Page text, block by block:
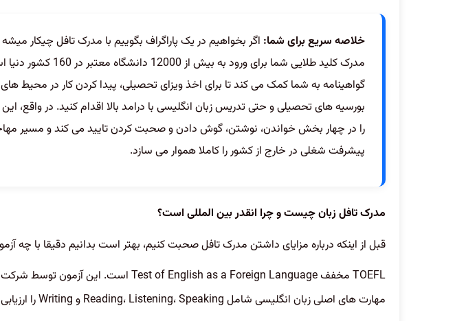
خلاصه سریع برای شما: اگر بخواهیم در یک پاراگراف بگوییم با مدرک تافل چیکار
مدرک کلید طلایی شما برای ورود به
گواهینامه به شما کمک می کند تا برای اخذ ویزای تحصیلی، پیدا کردن کار در محیط های
بورسیه های تحصیلی و حتی تدریس زبان انگلیسی با درامد بالا اقدام کنید. در واقع،
را در چهار بخش خواندن، نوشتن، گوش دادن و صحبت کردن تایید می کند و مسیر
پیشرفت شغلی در خارج از کشور را کاملا هموار می سازد.
مدرک تافل زبان چیست و چرا انقدر بین المللی است؟
قبل از اینکه درباره مزایای داشتن مدرک تافل صحبت کنیم، بهتر است بدانیم دقیقا با چه
مهارت های اصلی زبان انگلیسی شامل Reading، Listening، Speaking و Writing را ارزیابی می کند.